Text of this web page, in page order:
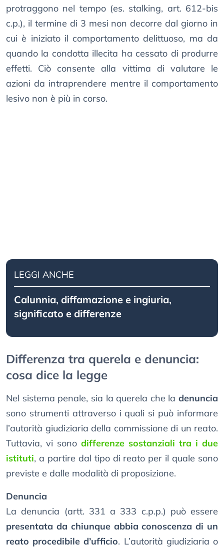
protraggono nel tempo (es. stalking, art. 612-bis
c.p.), il termine di 3 mesi non decorre dal giorno in
cui è iniziato il comportamento delittuoso, ma da
quando la condotta illecita ha cessato di produrre
effetti. Ciò consente alla vittima di valutare le
azioni da intraprendere mentre il comportamento
lesivo non è più in corso.
LEGGI ANCHE
Calunnia, diffamazione e ingiuria,
significato e differenze
Differenza tra querela e denuncia:
cosa dice la legge
Nel sistema penale, sia la querela che la denuncia
sono strumenti attraverso i quali si può informare
l’autorità giudiziaria della commissione di un reato.
Tuttavia, vi sono differenze sostanziali tra i due
istituti, a partire dal tipo di reato per il quale sono
previste e dalle modalità di proposizione.
Denuncia
La denuncia (artt. 331 a 333 c.p.p.) può essere
presentata da chiunque abbia conoscenza di un
reato procedibile d’ufficio. L’autorità giudiziaria o